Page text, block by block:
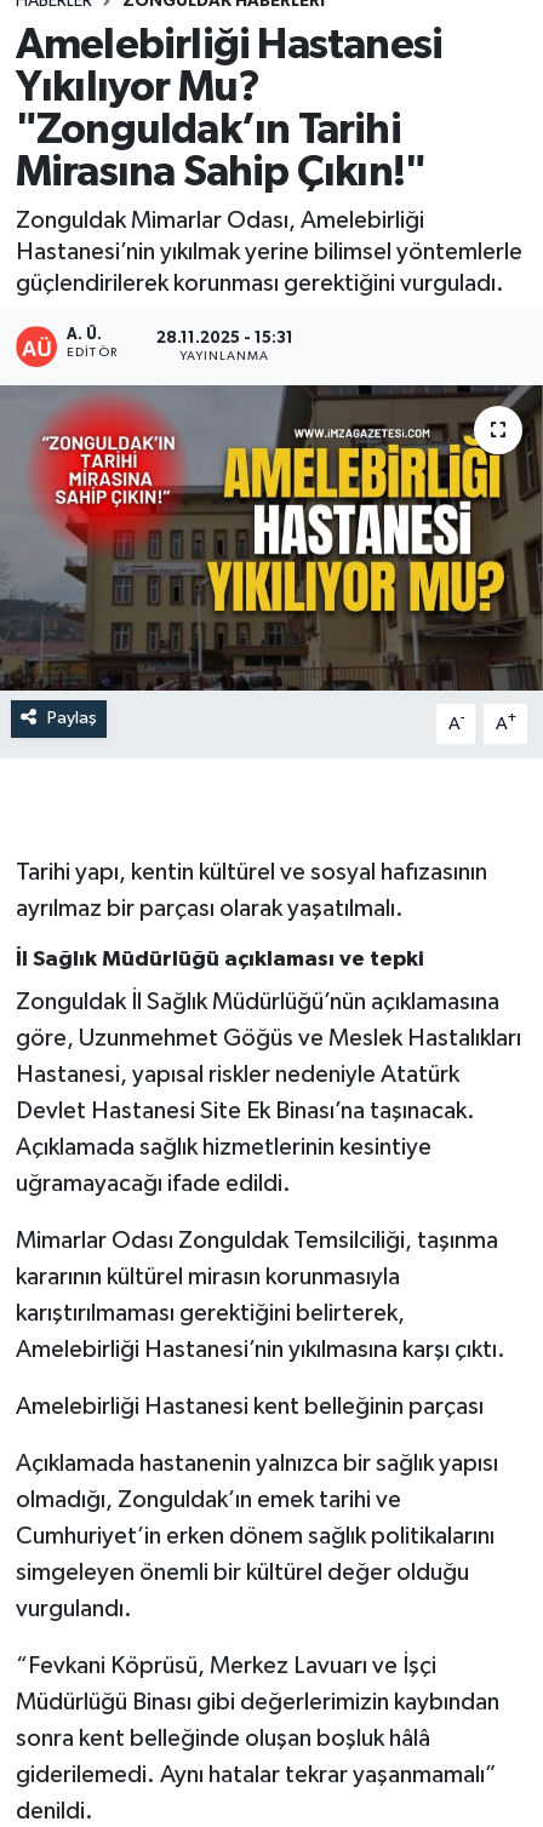
Amelebirliği Hastanesi
Yıkılıyor Mu?
"Zonguldak’ın Tarihi
Mirasına Sahip Çıkın!"
Zonguldak Mimarlar Odası, Amelebirliği
Hastanesi’nin yıkılmak yerine bilimsel yöntemlerle
güçlendirilerek korunması gerektiğini vurguladı.
A. Ü.
EDITÖR
28.11.2025 - 15:31
YAYINLANMA
Paylaş A- A+
Tarihi yapı, kentin kültürel ve sosyal hafızasının
ayrılmaz bir parçası olarak yaşatılmalı.
İl Sağlık Müdürlüğü açıklaması ve tepki
Zonguldak İl Sağlık Müdürlüğü’nün açıklamasına
göre, Uzunmehmet Göğüs ve Meslek Hastalıkları
Hastanesi, yapısal riskler nedeniyle Atatürk
Devlet Hastanesi Site Ek Binası’na taşınacak.
Açıklamada sağlık hizmetlerinin kesintiye
uğramayacağı ifade edildi.
Mimarlar Odası Zonguldak Temsilciliği, taşınma
kararının kültürel mirasın korunmasıyla
karıştırılmaması gerektiğini belirterek,
Amelebirliği Hastanesi’nin yıkılmasına karşı çıktı.
Amelebirliği Hastanesi kent belleğinin parçası
Açıklamada hastanenin yalnızca bir sağlık yapısı
olmadığı, Zonguldak’ın emek tarihi ve
Cumhuriyet’in erken dönem sağlık politikalarını
simgeleyen önemli bir kültürel değer olduğu
vurgulandı.
“Fevkani Köprüsü, Merkez Lavuarı ve İşçi
Müdürlüğü Binası gibi değerlerimizin kaybından
sonra kent belleğinde oluşan boşluk hâlâ
giderilemedi. Aynı hatalar tekrar yaşanmamalı”
denildi.
DEVREK
DÜZCE
EREĞLİ
GÖKÇEBEY
KARABÜK
KASTAMONU